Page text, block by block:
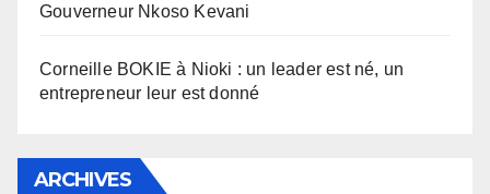
Gouverneur Nkoso Kevani
Corneille BOKIE à Nioki : un leader est né, un
entrepreneur leur est donné
ARCHIVES